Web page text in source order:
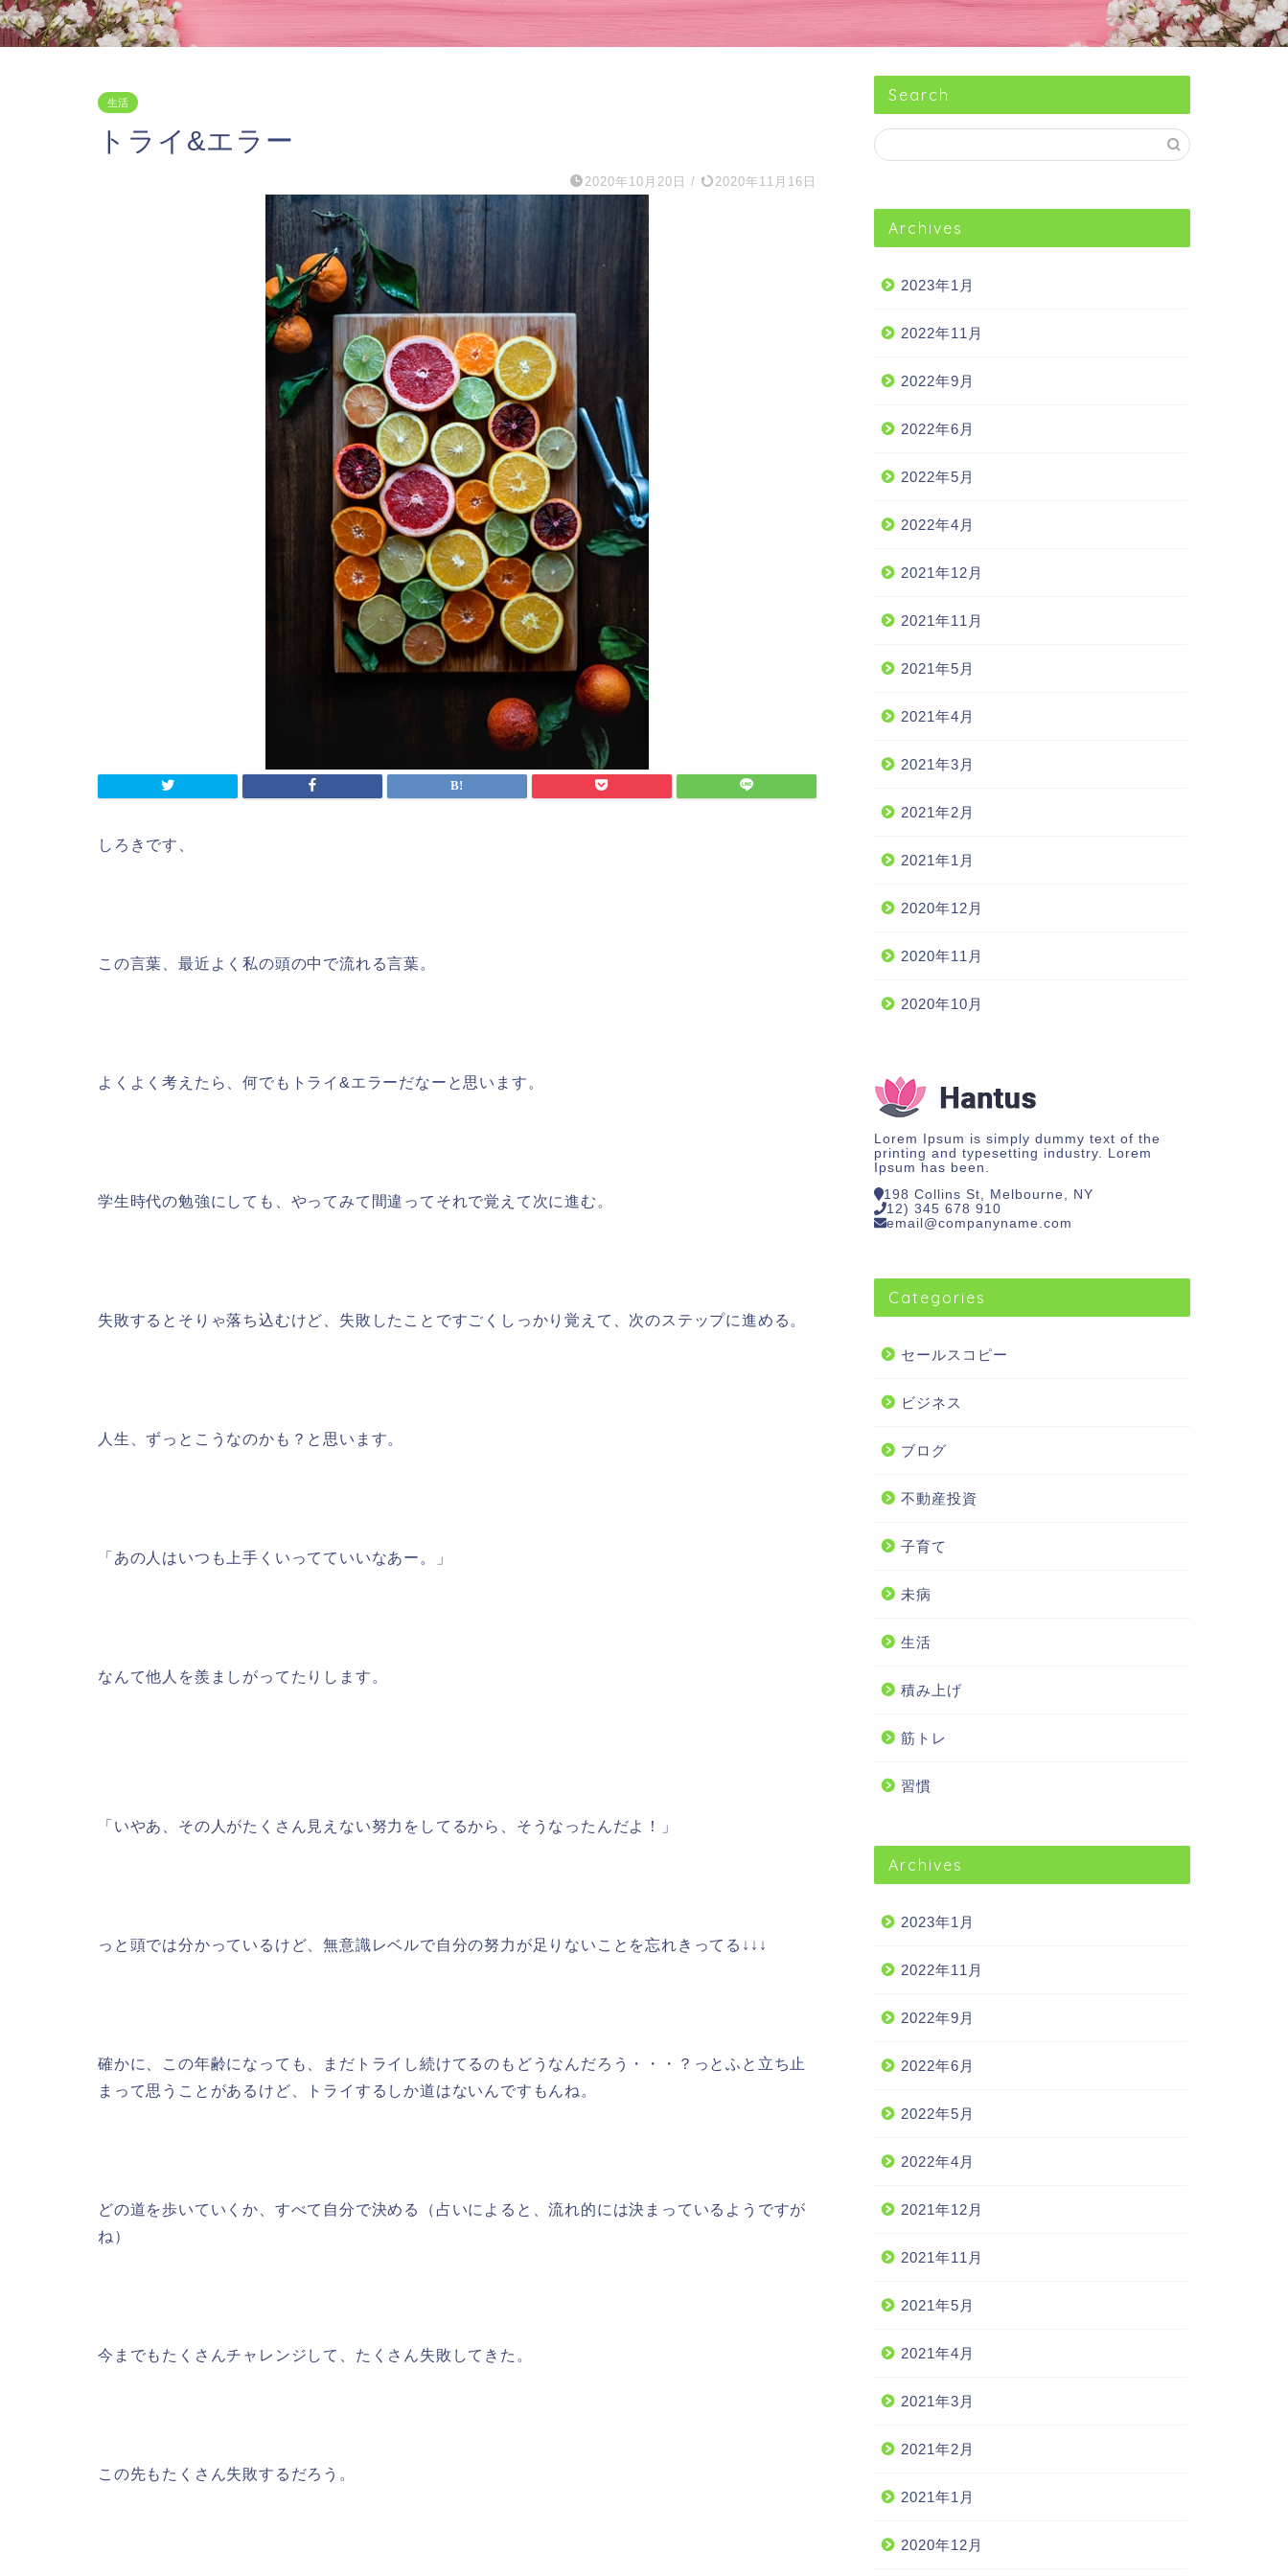
生活
トライ&エラー
2020年10月20日 / 2020年11月16日
しろきです、
この言葉、最近よく私の頭の中で流れる言葉。
よくよく考えたら、何でもトライ&エラーだなーと思います。
学生時代の勉強にしても、やってみて間違ってそれで覚えて次に進む。
失敗するとそりゃ落ち込むけど、失敗したことですごくしっかり覚えて、次のステップに進める。
人生、ずっとこうなのかも？と思います。
「あの人はいつも上手くいってていいなあー。」
なんて他人を羨ましがってたりします。
「いやあ、その人がたくさん見えない努力をしてるから、そうなったんだよ！」
っと頭では分かっているけど、無意識レベルで自分の努力が足りないことを忘れきってる↓↓↓
確かに、この年齢になっても、まだトライし続けてるのもどうなんだろう・・・？っとふと立ち止
まって思うことがあるけど、トライするしか道はないんですもんね。
どの道を歩いていくか、すべて自分で決める（占いによると、流れ的には決まっているようですが
ね）
今までもたくさんチャレンジして、たくさん失敗してきた。
この先もたくさん失敗するだろう。
Search
Archives
2023年1月
2022年11月
2022年9月
2022年6月
2022年5月
2022年4月
2021年12月
2021年11月
2021年5月
2021年4月
2021年3月
2021年2月
2021年1月
2020年12月
2020年11月
2020年10月
Lorem Ipsum is simply dummy text of the
printing and typesetting industry. Lorem
Ipsum has been.
198 Collins St, Melbourne, NY
12) 345 678 910
email@companyname.com
Categories
セールスコピー
ビジネス
ブログ
不動産投資
子育て
未病
生活
積み上げ
筋トレ
習慣
Archives
2023年1月
2022年11月
2022年9月
2022年6月
2022年5月
2022年4月
2021年12月
2021年11月
2021年5月
2021年4月
2021年3月
2021年2月
2021年1月
2020年12月